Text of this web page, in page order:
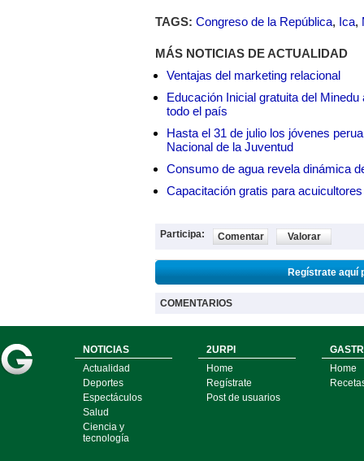
TAGS: Congreso de la República, Ica,
MÁS NOTICIAS DE ACTUALIDAD
Ventajas del marketing relacional
Educación Inicial gratuita del
todo el país
Hasta el 31 de julio los jóvenes
Nacional de la Juventud
Consumo de agua revela dinámica
Capacitación gratis para
Participa: Comentar Valorar
Regístrate aquí
COMENTARIOS
NOTICIAS
Actualidad
Deportes
Espectáculos
Salud
Ciencia y
tecnología
2URPI
Home
Regístrate
Post de usuarios
Home